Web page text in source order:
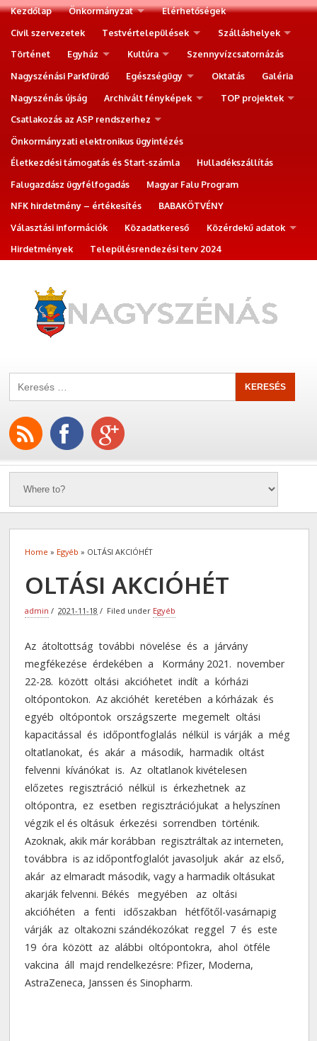
Kezdőlap Önkormányzat
Elérhetőségek
Civil szervezetek
Testvértelepülések
Szálláshelyek
Történet
Egyház Kultúra
Szennyvízcsatornázás
Nagyszénási Parkfürdő
Egészségügy Oktatás
Galéria
Nagyszénás újság
Archivált fényképek
TOP projektek
Csatlakozás az ASP rendszerhez
Önkormányzati elektronikus ügyintézés
Életkezdési támogatás és Start-számla
Hulladékszállítás
Falugazdász ügyfélfogadás
Magyar Falu Program
NFK hirdetmény – értékesítés
BABAKÖTVÉNY
Választási információk
Közadatkereső
Közérdekű adatok
Hirdetmények
Településrendezési terv 2024
Home » Egyéb » OLTÁSI AKCIÓHÉT
OLTÁSI AKCIÓHÉT
admin 2021-11-18 Filed under Egyéb
Az átoltottság további növelése és a járvány
megfékezése érdekében a Kormány 2021. november
22-28. között oltási akcióhetet indít a kórházi
oltópontokon. Az akcióhét keretében a kórházak és
egyéb oltópontok országszerte megemelt oltási
kapacitással és időpontfoglalás nélkül is várják a még
oltatlanokat, és akár a második, harmadik oltást
felvenni kívánókat is. Az oltatlanok kivételesen
előzetes regisztráció nélkül is érkezhetnek az
oltópontra, ez esetben regisztrációjukat a helyszínen
végzik el és oltásuk érkezési sorrendben történik.
Azoknak, akik már korábban regisztráltak az interneten,
továbbra is az időpontfoglalót javasoljuk akár az első,
akár az elmaradt második, vagy a harmadik oltásukat
akarják felvenni. Békés megyében az oltási
akcióhéten a fenti időszakban hétfőtől-vasárnapig
várják az oltakozni szándékozókat reggel 7 és este
19 óra között az alábbi oltópontokra, ahol ötféle
vakcina áll majd rendelkezésre: Pfizer, Moderna,
AstraZeneca, Janssen és Sinopharm.